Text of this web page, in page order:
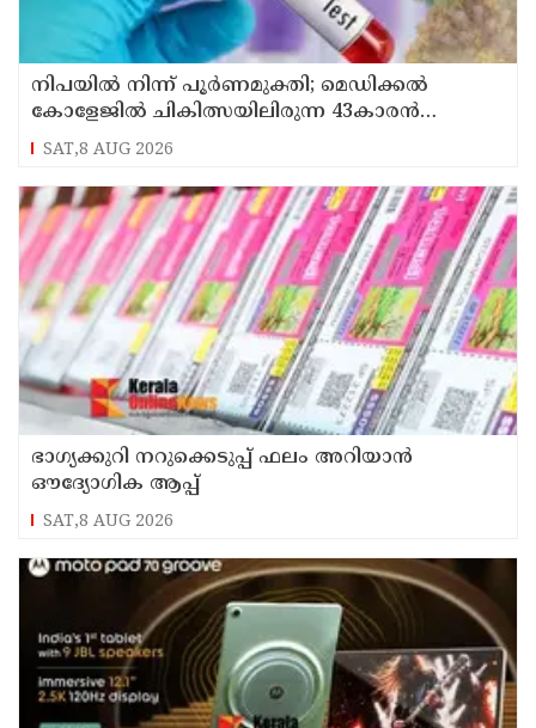
നിപയിൽ നിന്ന് പൂർണമുക്തി; മെഡിക്കൽ
കോളേജിൽ ചികിത്സയിലിരുന്ന 43കാരൻ
വീട്ടിലേക്ക് മടങ്ങി
SAT,8 AUG 2026
ഭാഗ്യക്കുറി നറുക്കെടുപ്പ് ഫലം അറിയാൻ
ഔദ്യോഗിക ആപ്പ്
SAT,8 AUG 2026